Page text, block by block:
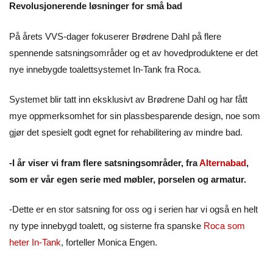
Revolusjonerende løsninger for små bad
På årets VVS-dager fokuserer Brødrene Dahl på flere
spennende satsningsområder og et av hovedproduktene er det
nye innebygde toalettsystemet In-Tank fra Roca.
Systemet blir tatt inn eksklusivt av Brødrene Dahl og har fått
mye oppmerksomhet for sin plassbesparende design, noe som
gjør det spesielt godt egnet for rehabilitering av mindre bad.
-I år viser vi fram flere satsningsområder, fraAlternabad,
som er vår egen serie med møbler, porselen og armatur.
-Dette er en stor satsning for oss og i serien har vi også en helt
ny type innebygd toalett, og sisterne fra spanske Roca som
heter In-Tank, forteller Monica Engen.